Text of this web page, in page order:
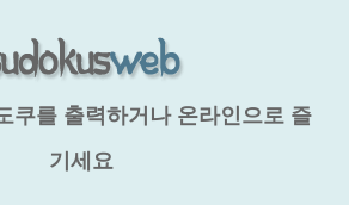
쿠를 출력하거나 온라인으로 즐
기세요